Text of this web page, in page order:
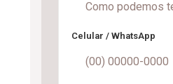
Celular / WhatsApp